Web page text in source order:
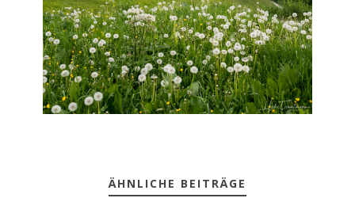
ÄHNLICHE BEITRÄGE